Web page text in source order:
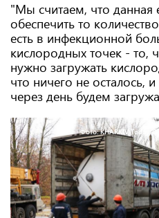
"Мы считаем, что данная
обеспечить то
есть в инфекционной
кислородных точек - то,
нужно загружать
что ничего не осталось,
через день будем
Фото: KHARKIV Today/